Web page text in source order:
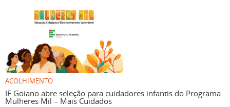
ACOLHIMENTO
IF Goiano abre seleção para cuidadores infantis do Programa
Mulheres Mil – Mais Cuidados